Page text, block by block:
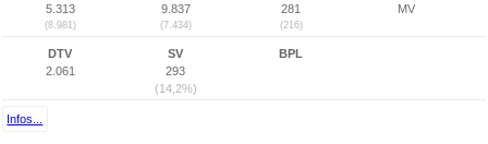
5.313
(8.981)
9.837
(7.434)
281
(216)
MV
DTV
2.061
SV
293
(14,2%)
BPL
Infos...